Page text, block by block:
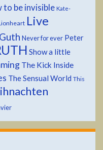
to be invisible Kate-
Live
Never for ever Peter
Show a little
The Kick Inside
The Sensual World This